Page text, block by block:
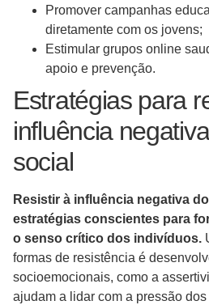
Promover campanhas
diretamente com os jovens;
Estimular grupos online
apoio e prevenção.
Estratégias para
influência
social
Resistir à influência negativa
estratégias conscientes para
o senso crítico dos indivíduos.
formas de resistência é
socioemocionais, como a
ajudam a lidar com a pressão